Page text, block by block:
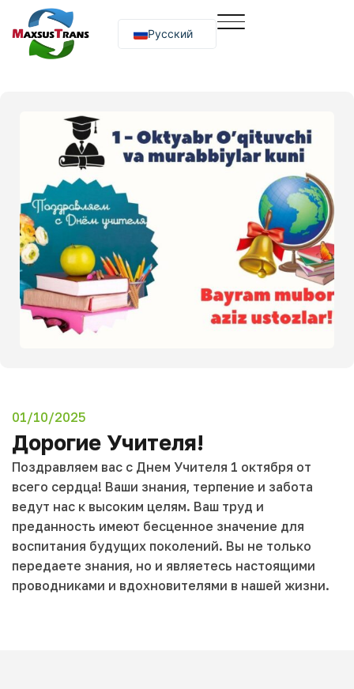
Русский
O‘zbekcha
01/10/2025
Дорогие Учителя!
Поздравляем вас с Днем Учителя 1 октября от
всего сердца! Ваши знания, терпение и забота
ведут нас к высоким целям. Ваш труд и
преданность имеют бесценное значение для
воспитания будущих поколений. Вы не только
передаете знания, но и являетесь настоящими
проводниками и вдохновителями в нашей жизни.